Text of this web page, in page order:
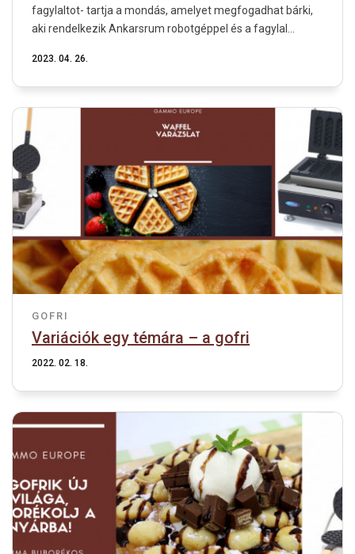
fagylaltot- tartja a mondás, amelyet megfogadhat bárki,
aki rendelkezik Ankarsrum robotgéppel és a fagylal...
2023. 04. 26.
GOFRI
Variációk egy témára – a gofri
2022. 02. 18.